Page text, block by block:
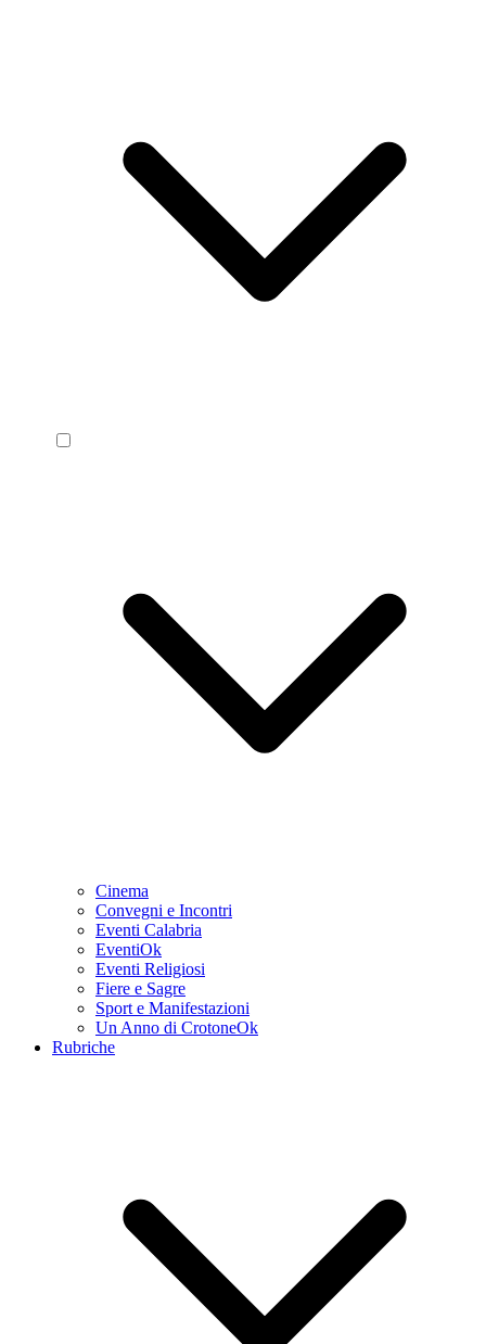
Cinema
Convegni e Incontri
Eventi Calabria
EventiOk
Eventi Religiosi
Fiere e Sagre
Sport e Manifestazioni
Un Anno di CrotoneOk
Rubriche